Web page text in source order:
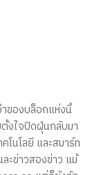
ของบล็อกแห่งนี้
งใจปัดฝุ่นกลับมา
โนโลยี และสมาร์ท
ะข่าวสองข่าว แม้